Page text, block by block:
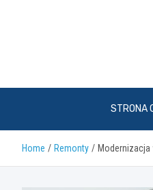
STRONA
Home Remonty